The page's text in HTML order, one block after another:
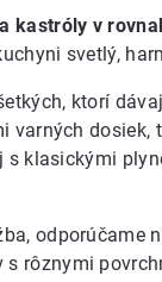
kastróly v
svetlý,
ktorí
dosiek,
s klasickými
odporúčame
rôznymi